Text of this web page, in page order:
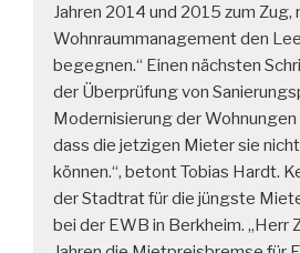
Jahren 2014 und 2015 zum Zug,
Wohnraummanagement den
begegnen.“ Einen nächsten
der Überprüfung von
Modernisierung der Wohnungen
dass die jetzigen Mieter sie
können.“, betont Tobias Hardt.
der Stadtrat für die jüngste
bei der EWB in Berkheim. „Herr